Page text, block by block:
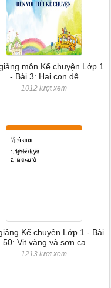
môn Kể chuyện Lớp 1
- Bài 3: Hai con dê
1012 lượt xem
Kể chuyện Lớp 1 - Bài
50: Vịt vàng và sơn ca
1213 lượt xem